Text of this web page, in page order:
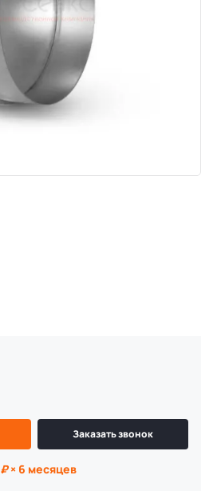
Заказать звонок
₽× 6 месяцев